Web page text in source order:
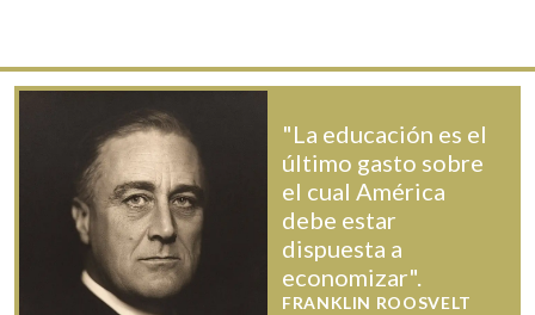
"La educación es el
último gasto sobre
el cual América
debe estar
dispuesta a
economizar".
FRANKLIN ROOSVELT